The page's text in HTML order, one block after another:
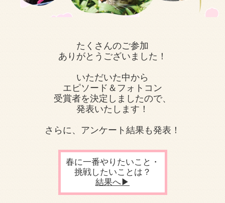
たくさんのご参加
ありがとうございました！
いただいた中から
エピソード＆フォトコン
受賞者を決定しましたので、
発表いたします！
さらに、アンケート結果も発表！
春に一番やりたいこと・
挑戦したいことは？
結果へ▶